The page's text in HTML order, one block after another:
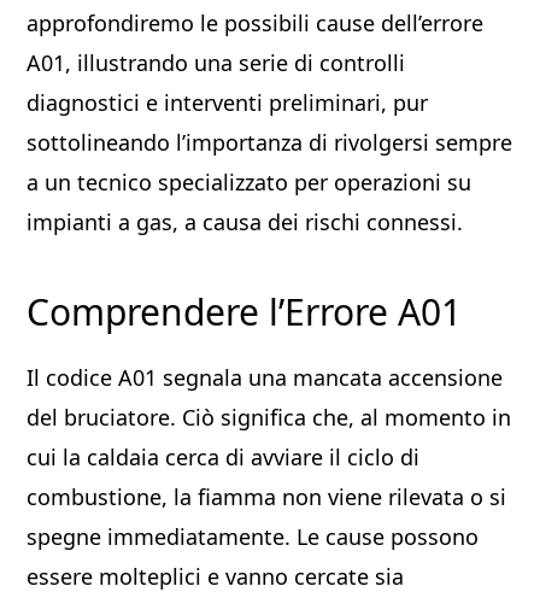
approfondiremo le possibili cause dell’errore
A01, illustrando una serie di controlli
diagnostici e interventi preliminari, pur
sottolineando l’importanza di rivolgersi sempre
a un tecnico specializzato per operazioni su
impianti a gas, a causa dei rischi connessi.
Comprendere l’Errore A01
Il codice A01 segnala una mancata accensione
del bruciatore. Ciò significa che, al momento in
cui la caldaia cerca di avviare il ciclo di
combustione, la fiamma non viene rilevata o si
spegne immediatamente. Le cause possono
essere molteplici e vanno cercate sia